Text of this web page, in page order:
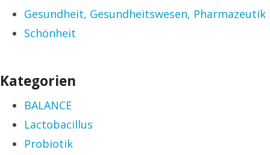
Gesundheit, Gesundheitswesen, Pharmazeutik
Schönheit
Kategorien
BALANCE
Lactobacillus
Probiotik